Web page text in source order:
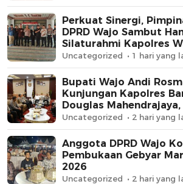
Perkuat Sinergi,
DPRD Wajo Sambut
Silaturahmi Kapolres
Uncategorized 1 hari yang
Bupati Wajo Andi
Kunjungan Kapolres
Douglas
Memperkuat Sinergi
Uncategorized 2 hari yang
Anggota DPRD Wajo
Pembukaan Gebyar
2026
Uncategorized 2 hari yang